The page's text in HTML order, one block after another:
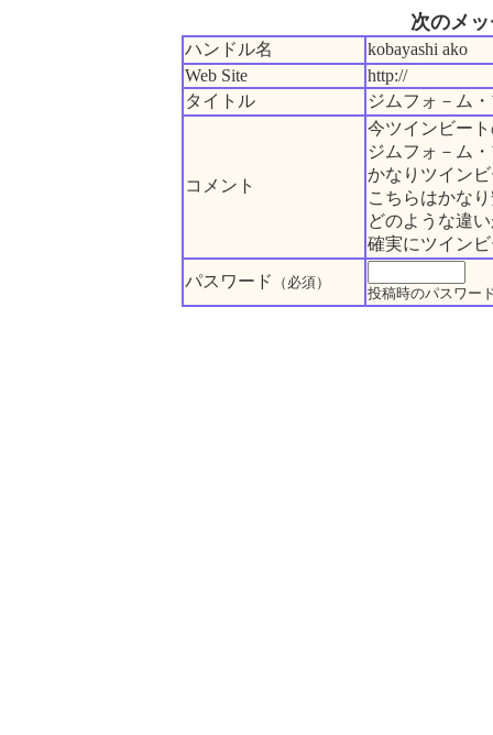
次のメ
ハンドル名
kobayashi ako
Web Site
http://
タイトル
ジムフォ－ム
コメント
今ツインビー
ジムフォ－ム
かなりツイン
こちらはかな
どのような違
確実にツイン
パスワード
（必須）
投稿時のパスワー